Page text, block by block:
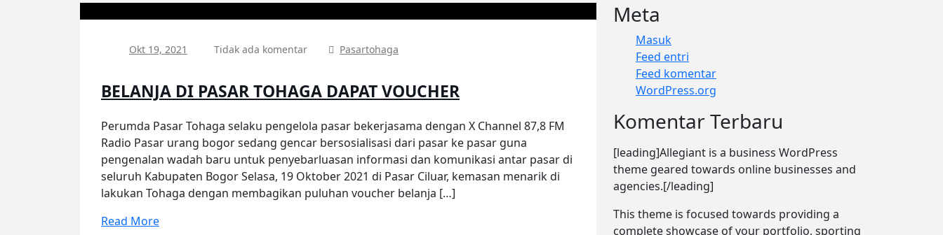
Okt 19, 2021 Tidak ada komentar Pasartohaga
BELANJA DI PASAR TOHAGA DAPAT VOUCHER
Perumda Pasar Tohaga selaku pengelola pasar bekerjasama dengan X Channel 87,8 FM
Radio Pasar urang bogor sedang gencar bersosialisasi dari pasar ke pasar guna
pengenalan wadah baru untuk penyebarluasan informasi dan komunikasi antar pasar di
seluruh Kabupaten Bogor Selasa, 19 Oktober 2021 di Pasar Ciluar, kemasan menarik di
lakukan Tohaga dengan membagikan puluhan voucher belanja […]
Read More
Meta
Masuk
Feed entri
Feed komentar
WordPress.org
Komentar Terbaru
[leading]Allegiant is a business WordPress
theme geared towards online businesses and
agencies.[/leading]
This theme is focused towards providing a
complete showcase of your portfolio, sporting